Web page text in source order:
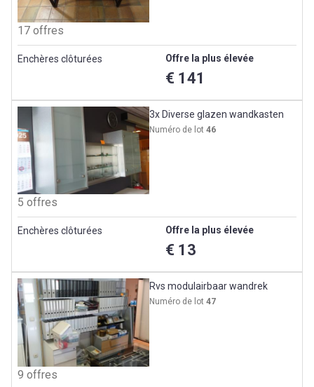
17 offres
Enchères clôturées Offre la plus élevée
€ 141
3x Diverse glazen wandkasten
Numéro de lot46
5 offres
Enchères clôturées Offre la plus élevée
€ 13
Rvs modulairbaar wandrek
Numéro de lot47
9 offres